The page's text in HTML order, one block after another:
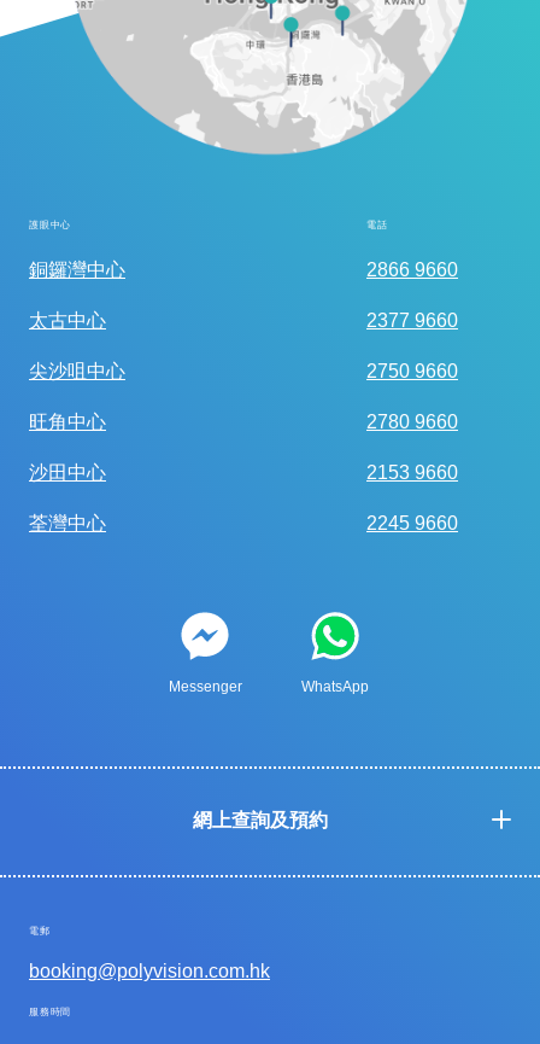
護眼中心 電話
銅鑼灣中心 2866 9660
太古中心 2377 9660
尖沙咀中心 2750 9660
旺角中心 2780 9660
沙田中心 2153 9660
荃灣中心 2245 9660
Messenger WhatsApp
網上查詢及預約
電郵
booking@polyvision.com.hk
服務時間